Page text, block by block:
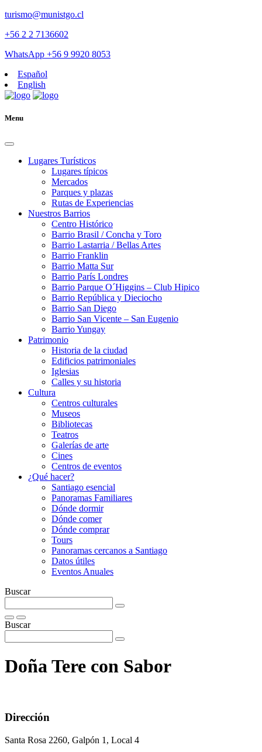
turismo@munistgo.cl
+56 2 2 7136602
WhatsApp +56 9 9920 8053
Español
English
Menu
Lugares Turísticos
Lugares tí­picos
Mercados
Parques y plazas
Rutas de Experiencias
Nuestros Barrios
Centro Histórico
Barrio Brasil / Concha y Toro
Barrio Lastarria / Bellas Artes
Barrio Franklin
Barrio Matta Sur
Barrio Parí­s Londres
Barrio Parque O´Higgins – Club Hipico
Barrio República y Dieciocho
Barrio San Diego
Barrio San Vicente – San Eugenio
Barrio Yungay
Patrimonio
Historia de la ciudad
Edificios patrimoniales
Iglesias
Calles y su historia
Cultura
Centros culturales
Museos
Bibliotecas
Teatros
Galerí­as de arte
Cines
Centros de eventos
¿Qué hacer?
Santiago esencial
Panoramas Familiares
Dónde dormir
Dónde comer
Dónde comprar
Tours
Panoramas cercanos a Santiago
Datos útiles
Eventos Anuales
Buscar
Buscar
Doña Tere con Sabor
Dirección
Santa Rosa 2260, Galpón 1, Local 4